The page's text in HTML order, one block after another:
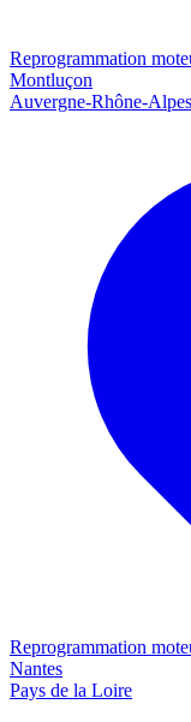
Reprogrammation
Montluçon
Auvergne-Rhône-Alpes
Reprogrammation
Nantes
Pays de la Loire